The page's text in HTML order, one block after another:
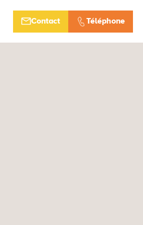
Contact Téléphone